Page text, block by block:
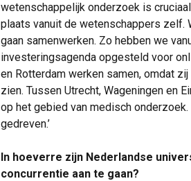
wetenschappelijk onderzoek is
plaats vanuit de wetenschappers zelf.
gaan samenwerken. Zo hebben we
investeringsagenda opgesteld voor
en Rotterdam werken samen, omdat
zien. Tussen Utrecht, Wageningen en
op het gebied van medisch
gedreven.’
In hoeverre zijn Nederlandse
concurrentie aan te gaan?